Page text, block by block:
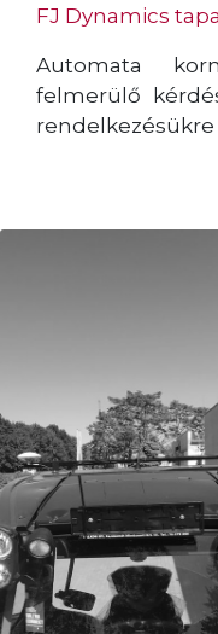
FJ Dynamics
Automata
felmerülő
rendelkezésükre